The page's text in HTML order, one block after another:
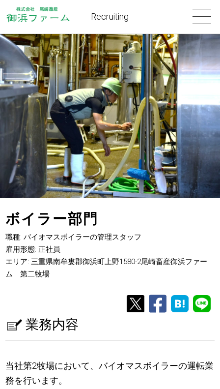
Recruiting
ボイラー部門
職種: バイオマスボイラーの管理スタッフ
雇用形態: 正社員
エリア: 三重県南牟婁郡御浜町上野1580-2尾崎畜産御浜ファー
ム 第二牧場
業務内容
当社第2牧場において、バイオマスボイラーの運転業
務を行います。